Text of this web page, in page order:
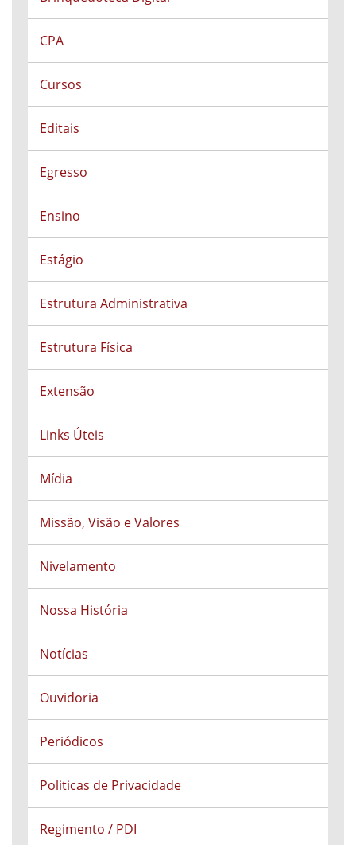
CPA
Cursos
Editais
Egresso
Ensino
Estágio
Estrutura Administrativa
Estrutura Física
Extensão
Links Úteis
Mídia
Missão, Visão e Valores
Nivelamento
Nossa História
Notícias
Ouvidoria
Periódicos
Politicas de Privacidade
Regimento / PDI